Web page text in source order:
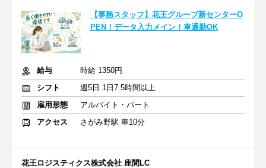
【事務スタッフ】花王グループ新センターO
PEN！データ入力メイン！車通勤OK
給与
時給 1350円
シフト
週5日 1日7.5時間以上
雇用形態
アルバイト・パート
アクセス
さがみ野駅 車10分
花王ロジスティクス株式会社 座間LC